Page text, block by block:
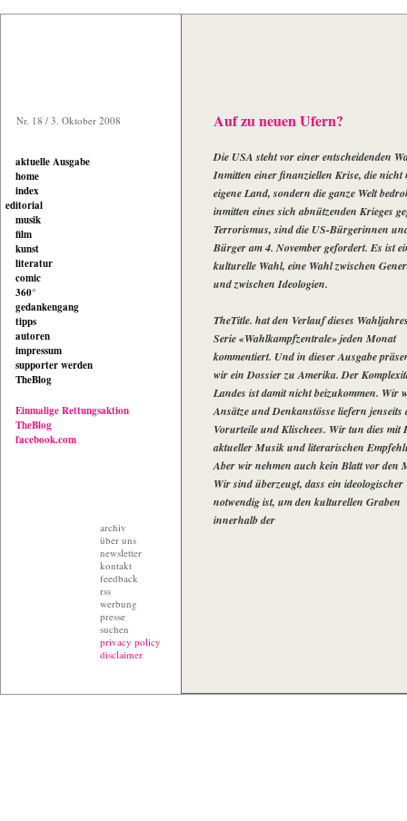
Nr. 18 / 3. Oktober 2008
aktuelle Ausgabe
home
index
editorial
musik
film
kunst
literatur
comic
360°
gedankengang
tipps
autoren
impressum
supporter werden
TheBlog
Einmalige Rettungsaktion
TheBlog
facebook.com
archiv
über uns
newsletter
kontakt
feedback
rss
werbung
presse
suchen
privacy policy
disclaimer
Auf zu neuen Ufern?
Die USA steht vor einer entscheidenden
Inmitten einer finanziellen Krise, die nicht
eigene Land, sondern die ganze Welt
inmitten eines sich abnützenden Krieges
Terrorismus, sind die US-Bürgerinnen
Bürger am 4. November gefordert. Es ist
kulturelle Wahl, eine Wahl zwischen
und zwischen Ideologien.
TheTitle. hat den Verlauf dieses
Serie «Wahlkampfzentrale» jeden Monat
kommentiert. Und in dieser Ausgabe
wir ein Dossier zu Amerika. Der
Landes ist damit nicht beizukommen. Wir
Ansätze und Denkanstösse liefern jenseits
Vorurteile und Klischees. Wir tun dies mit
aktueller Musik und literarischen
Aber wir nehmen auch kein Blatt vor den
Wir sind überzeugt, dass ein ideologischer
notwendig ist, um den kulturellen Graben
innerhalb der